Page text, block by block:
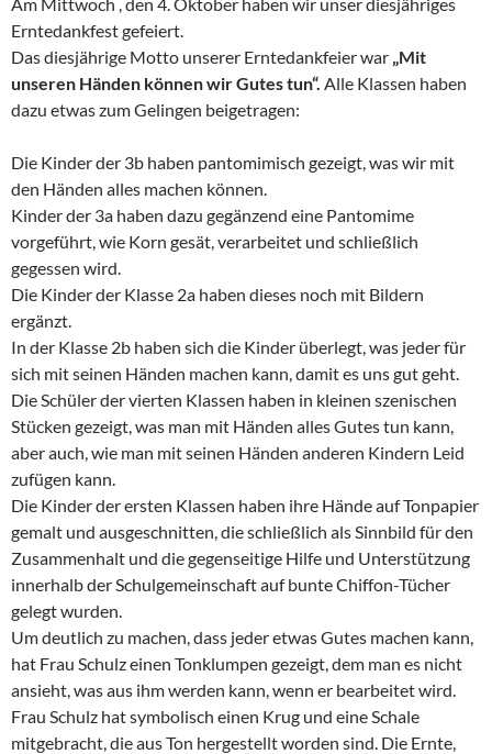
Erntedankfest gefeiert.
Das diesjährige Motto unserer Erntedankfeier war „Mit
unseren Händen können wir Gutes tun“. Alle Klassen haben
dazu etwas zum Gelingen beigetragen:
Die Kinder der 3b haben pantomimisch gezeigt, was wir mit
den Händen alles machen können.
Kinder der 3a haben dazu gegänzend eine Pantomime
vorgeführt, wie Korn gesät, verarbeitet und schließlich
gegessen wird.
Die Kinder der Klasse 2a haben dieses noch mit Bildern
ergänzt.
In der Klasse 2b haben sich die Kinder überlegt, was jeder für
sich mit seinen Händen machen kann, damit es uns gut geht.
Die Schüler der vierten Klassen haben in kleinen szenischen
Stücken gezeigt, was man mit Händen alles Gutes tun kann,
aber auch, wie man mit seinen Händen anderen Kindern Leid
zufügen kann.
Die Kinder der ersten Klassen haben ihre Hände auf Tonpapier
gemalt und ausgeschnitten, die schließlich als Sinnbild für den
Zusammenhalt und die gegenseitige Hilfe und Unterstützung
innerhalb der Schulgemeinschaft auf bunte Chiffon-Tücher
gelegt wurden.
Um deutlich zu machen, dass jeder etwas Gutes machen kann,
hat Frau Schulz einen Tonklumpen gezeigt, dem man es nicht
ansieht, was aus ihm werden kann, wenn er bearbeitet wird.
Frau Schulz hat symbolisch einen Krug und eine Schale
mitgebracht, die aus Ton hergestellt worden sind. Die Ernte,